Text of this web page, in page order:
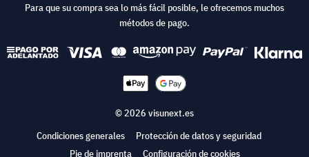
Para que su compra sea lo más fácil posible, le ofrecemos muchos
métodos de pago.
© 2026 visunext.es
Condiciones generales
Protección de datos y seguridad
Pie de imprenta
Configuración de cookies